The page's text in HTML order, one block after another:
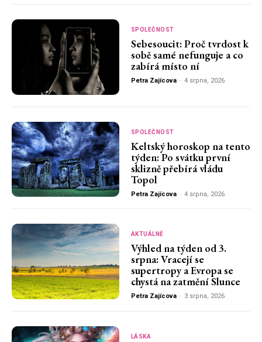
SPOLEČNOST
Sebesoucit: Proč tvrdost k
sobě samé nefunguje a co
zabírá místo ní
Petra Zajícova - 4 srpna, 2026
SPOLEČNOST
Keltský horoskop na tento
týden: Po svátku první
sklizně přebírá vládu
Topol
Petra Zajícova - 4 srpna, 2026
AKTUÁLNĚ
Výhled na týden od 3.
srpna: Vracejí se
supertropy a Evropa se
chystá na zatmění Slunce
Petra Zajícova - 3 srpna, 2026
LÁSKA